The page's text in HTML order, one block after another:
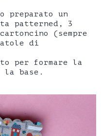
preparato un
patterned, 3
(sempre
di
per formare la
la base.